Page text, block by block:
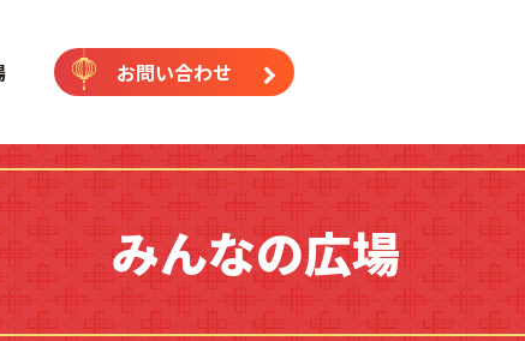
国語専門塾（横浜校・藤沢
お問い合わせ
みんなの広場